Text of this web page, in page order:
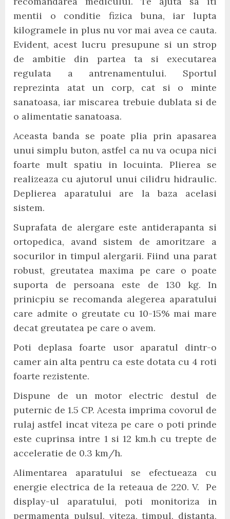
mentii o conditie fizica buna, iar lupta
kilogramele in plus nu vor mai avea ce cauta.
Evident, acest lucru presupune si un strop
de ambitie din partea ta si executarea
regulata a antrenamentului. Sportul
reprezinta atat un corp, cat si o minte
sanatoasa, iar miscarea trebuie dublata si de
o alimentatie sanatoasa.
Aceasta banda se poate plia prin apasarea
unui simplu buton, astfel ca nu va ocupa nici
foarte mult spatiu in locuinta. Plierea se
realizeaza cu ajutorul unui cilidru hidraulic.
Deplierea aparatului are la baza acelasi
sistem.
Suprafata de alergare este antiderapanta si
ortopedica, avand sistem de amoritzare a
socurilor in timpul alergarii. Fiind una parat
robust, greutatea maxima pe care o poate
suporta de persoana este de 130 kg. In
prinicpiu se recomanda alegerea aparatului
care admite o greutate cu 10-15% mai mare
decat greutatea pe care o avem.
Poti deplasa foarte usor aparatul dintr-o
camer ain alta pentru ca este dotata cu 4 roti
foarte rezistente.
Dispune de un motor electric destul de
puternic de 1.5 CP. Acesta imprima covorul de
rulaj astfel incat viteza pe care o poti prinde
este cuprinsa intre 1 si 12 km.h cu trepte de
acceleratie de 0.3 km/h.
Alimentarea aparatului se efectueaza cu
energie electrica de la reteaua de 220. V. Pe
display-ul aparatului, poti monitoriza in
permamenta pulsul, viteza, timpul, distanta,